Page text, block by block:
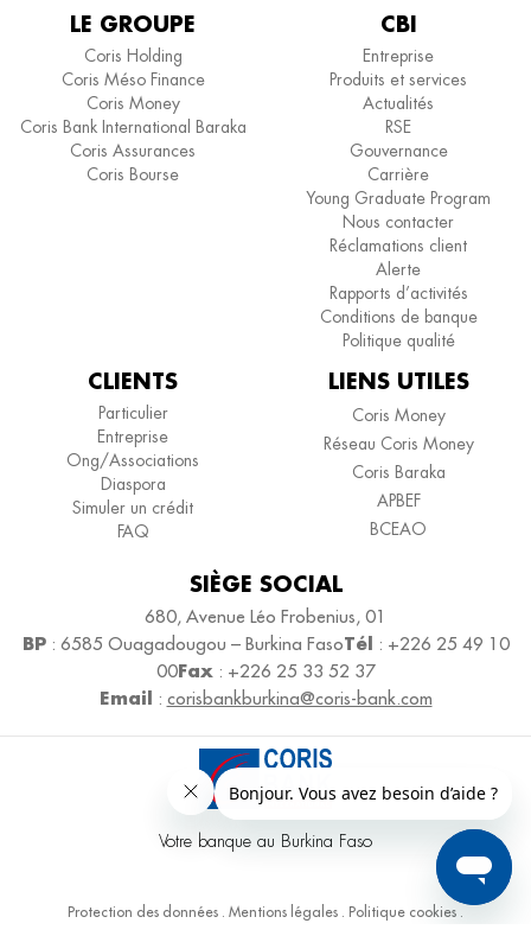
LE GROUPE
Coris Holding
Coris Méso Finance
Coris Money
Coris Bank International Baraka
Coris Assurances
Coris Bourse
CBI
Entreprise
Produits et services
Actualités
RSE
Gouvernance
Carrière
Young Graduate Program
Nous contacter
Réclamations client
Alerte
Rapports d’activités
Conditions de banque
Politique qualité
CLIENTS
Particulier
Entreprise
Ong/Associations
Diaspora
Simuler un crédit
FAQ
LIENS UTILES
Coris Money
Réseau Coris Money
Coris Baraka
APBEF
BCEAO
SIÈGE SOCIAL
680, Avenue Léo Frobenius, 01
BP: 6585 Ouagadougou – Burkina FasoTél : +226 25 49 10
00Fax: +226 25 33 52 37
Email : corisbankburkina@coris-bank.com
Votre banque au Burkina Faso
Protection des données Mentions légales Politique cookies